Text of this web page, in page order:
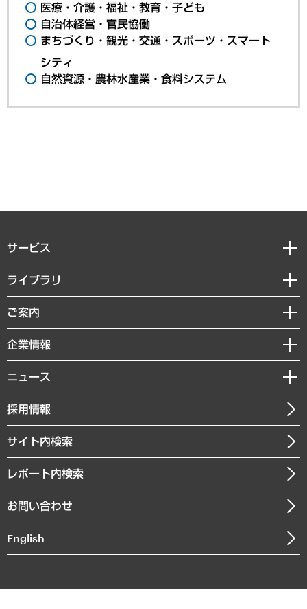
医療・介護・福祉・教育・子ども
自治体経営・官民協働
まちづくり・観光・交通・スポーツ・スマート
シティ
自然資源・農林水産業・食料システム
サービス
経営戦略
組織・人事戦略
デジタルイノベーション
共生・ダイバーシティ
GRC（ガバナンス・リスク・コンプライアンス）・防災（政策）
経済・産業・雇用・労働
まちづくり・観光・交通・スポーツ・スマートシティ
自然資源・農林水産業・食料システム
ライブラリ
経済調査
レポート
コラム
経営用語集
受託・受注実績（官公庁関連）
メディア掲載・出演
ご案内
セミナー・イベント情報
MUFGビジネスセミナー
受託案件情報
企業情報
私たちの想い
社長メッセージ
会社概要
沿革
組織図・本部部室紹介
インドネシア現地法人
個人情報保護方針
ニュース
ニュースリリース
お知らせ
採用情報
サイト内検索
レポート内検索
お問い合わせ
English